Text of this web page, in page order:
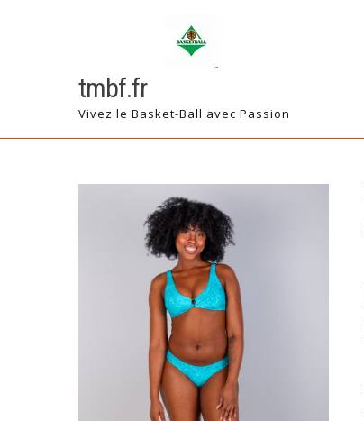
tmbf.fr
Vivez le Basket-Ball avec Passion